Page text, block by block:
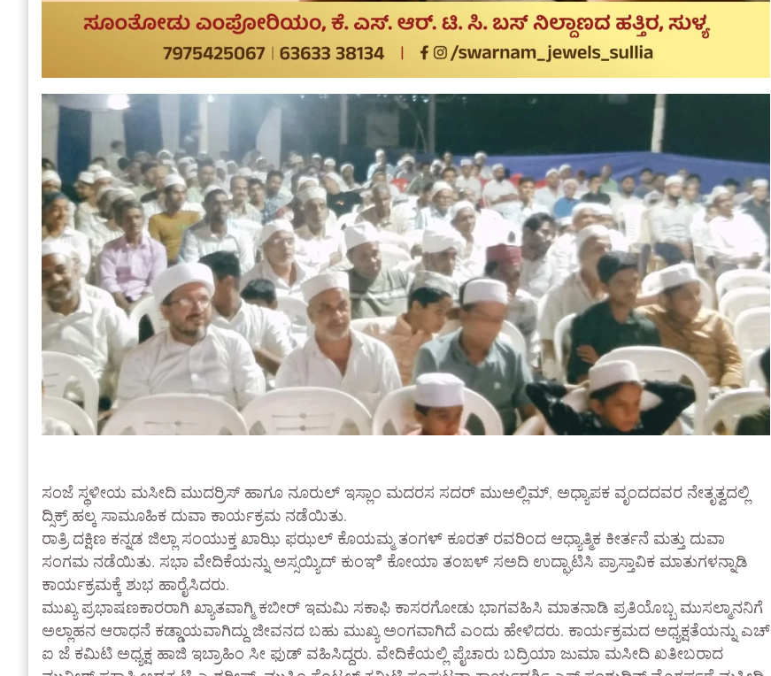
ಸಂಜೆ ಸ್ಥಳೀಯ ಮಸೀದಿ ಮುದರ್ರಿಸ್ ಹಾಗೂ ನೂರುಲ್ ಇಸ್ಲಾಂ ಮದರಸ ಸದರ್ ಮುಅಲ್ಲಿಮ್, ಅಧ್ಯಾಪಕ ವೃಂದದವರ ನೇತೃತ್ವದಲ್ಲಿ
ದ್ಸಿಕ್ರ್ ಹಲ್ಕ ಸಾಮೂಹಿಕ ದುವಾ ಕಾರ್ಯಕ್ರಮ ನಡೆಯಿತು.
ರಾತ್ರಿ ದಕ್ಷಿಣ ಕನ್ನಡ ಜಿಲ್ಲಾ ಸಂಯುಕ್ತ ಖಾಝಿ ಫಝಲ್ ಕೊಯಮ್ಮ ತಂಗಳ್ ಕೂರತ್ ರವರಿಂದ ಆಧ್ಯಾತ್ಮಿಕ ಕೀರ್ತನೆ ಮತ್ತು ದುವಾ
ಸಂಗಮ ನಡೆಯಿತು. ಸಭಾ ವೇದಿಕೆಯನ್ನು ಅಸ್ಸಯ್ಯಿದ್ ಕುಂಞಿ ಕೋಯಾ ತಂಙಳ್ ಸಅದಿ ಉದ್ಘಾಟಿಸಿ ಪ್ರಾಸ್ತಾವಿಕ ಮಾತುಗಳನ್ನಾಡಿ
ಕಾರ್ಯಕ್ರಮಕ್ಕೆ ಶುಭ ಹಾರೈಸಿದರು.
ಮುಖ್ಯ ಪ್ರಭಾಷಣಕಾರರಾಗಿ ಖ್ಯಾತವಾಗ್ಮಿ ಕಬೀರ್ ಇಮಮಿ ಸಕಾಫಿ ಕಾಸರಗೋಡು ಭಾಗವಹಿಸಿ ಮಾತನಾಡಿ ಪ್ರತಿಯೊಬ್ಬ ಮುಸಲ್ಮಾನನಿಗೆ
ಅಲ್ಲಾಹನ ಆರಾಧನೆ ಕಡ್ಡಾಯವಾಗಿದ್ದು ಜೀವನದ ಬಹು ಮುಖ್ಯ ಅಂಗವಾಗಿದೆ ಎಂದು ಹೇಳಿದರು. ಕಾರ್ಯಕ್ರಮದ ಅಧ್ಯಕ್ಷತೆಯನ್ನು ಎಚ್
ಐ ಜೆ ಕಮಿಟಿ ಅಧ್ಯಕ್ಷ ಹಾಜಿ ಇಬ್ರಾಹಿಂ ಸೀ ಫುಡ್ ವಹಿಸಿದ್ದರು. ವೇದಿಕೆಯಲ್ಲಿ ಪೈಚಾರು ಬದ್ರಿಯಾ ಜುಮಾ ಮಸೀದಿ ಖತೀಬರಾದ